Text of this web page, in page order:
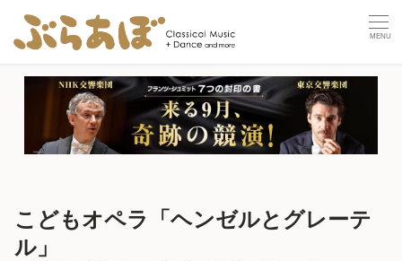
こどもオペラ「ヘンゼルとグレーテ
ル」